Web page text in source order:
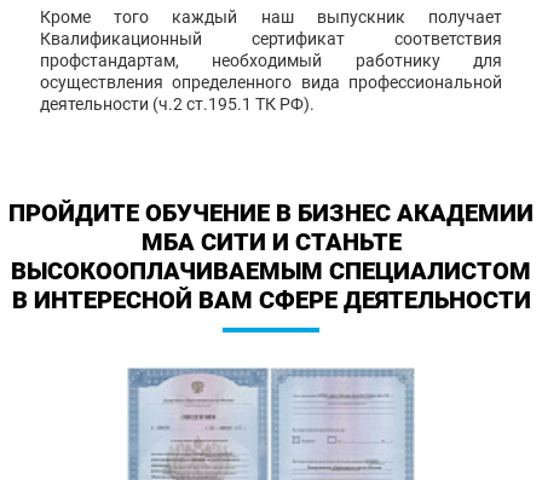
Кроме того каждый наш выпускник получает
Квалификационный сертификат соответствия
профстандартам, необходимый работнику для
осуществления определенного вида профессиональной
деятельности (ч.2 ст.195.1 ТК РФ).
ПРОЙДИТЕ ОБУЧЕНИЕ В БИЗНЕС АКАДЕМИИ
МБА СИТИ И СТАНЬТЕ
ВЫСОКООПЛАЧИВАЕМЫМ СПЕЦИАЛИСТОМ
В ИНТЕРЕСНОЙ ВАМ СФЕРЕ ДЕЯТЕЛЬНОСТИ